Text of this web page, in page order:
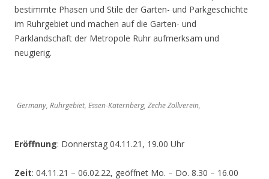
bestimmte Phasen und Stile der Garten- und Parkgeschichte
im Ruhrgebiet und machen auf die Garten- und
Parklandschaft der Metropole Ruhr aufmerksam und
neugierig.
Germany, Ruhrgebiet, Essen-Katernberg, Zeche Zollverein,
Eröffnung: Donnerstag 04.11.21, 19.00 Uhr
Zeit: 04.11.21 – 06.02.22, geöffnet Mo. – Do. 8.30 – 16.00